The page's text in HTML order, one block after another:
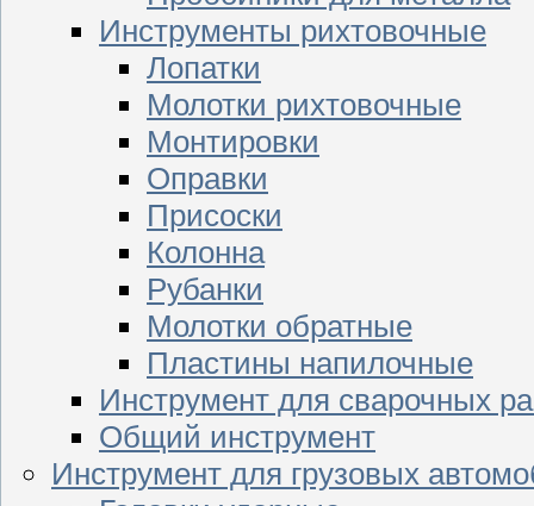
Инструменты рихтовочные
Лопатки
Молотки рихтовочные
Монтировки
Оправки
Присоски
Колонна
Рубанки
Молотки обратные
Пластины напилочные
Инструмент для сварочных
Общий инструмент
Инструмент для грузовых